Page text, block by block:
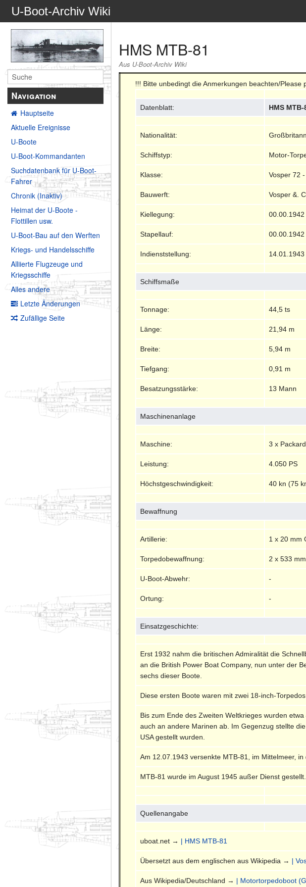
U-Boot-Archiv Wiki
Navigation
Hauptseite
Aktuelle Ereignisse
U-Boote
U-Boot-Kommandanten
Suchdatenbank für U-Boot-
Fahrer
Chronik (Inaktiv)
Heimat der U-Boote -
Flottillen usw.
U-Boot-Bau auf den Werften
Kriegs- und Handelsschiffe
Alliierte Flugzeuge und
Kriegsschiffe
Alles andere
Letzte Änderungen
Zufällige Seite
HMS MTB-81
Aus U-Boot-Archiv Wiki
!!! Bitte unbedingt die Anmerkungen beachten/Please
Datenblatt: HMS MTB-
Nationalität:
Schiffstyp: Motor-
Klasse: Vosper 72
Bauwerft: Vosper &.
Kiellegung: 00.00.1942
Stapellauf: 00.00.1942
Indienststellung: 14.01.1943
Schiffsmaße
Tonnage: 44,5 ts
Länge: 21,94 m
Breite: 5,94 m
Tiefgang: 0,91 m
Besatzungsstärke: 13 Mann
Maschinenanlage
Maschine: 3 x
Leistung: 4.050 PS
Höchstgeschwindigkeit: 40 kn (75
Bewaffnung
Artillerie: 1 x 20 mm
Torpedobewaffnung: 2 x 533
U-Boot-Abwehr: -
Ortung: -
Einsatzgeschichte:
Erst 1932 nahm die britischen Admiralität die
an die British Power Boat Company, nun unter der
sechs dieser Boote.
Diese ersten Boote waren mit zwei 18-inch-
Bis zum Ende des Zweiten Weltkrieges wurden
auch an andere Marinen ab. Im Gegenzug stellte
USA gestellt wurden.
Am 12.07.1943 versenkte MTB-81, im Mittelmeer,
MTB-81 wurde im August 1945 außer Dienst gestellt.
Quellenangabe
uboat.net → | HMS MTB-81
Übersetzt aus dem englischen aus Wikipedia → |
Aus Wikipedia/Deutschland → | Motortorpedoboot